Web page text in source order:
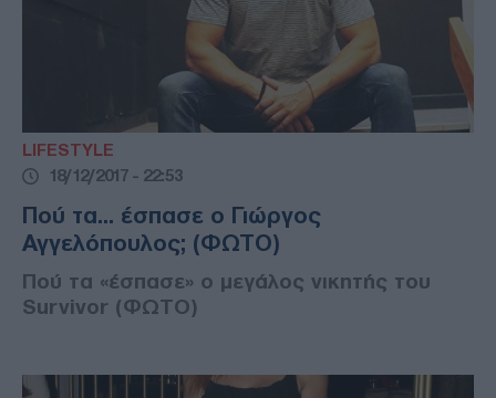
LIFESTYLE
18/12/2017 - 22:53
Πού τα... έσπασε ο Γιώργος
Αγγελόπουλος; (ΦΩΤΟ)
Πού τα «έσπασε» ο μεγάλος νικητής του
Survivor (ΦΩΤΟ)